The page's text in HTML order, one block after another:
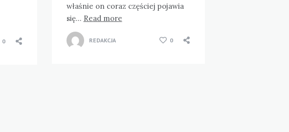
0
właśnie on coraz częściej pojawia
się… Read more
REDAKCJA 0